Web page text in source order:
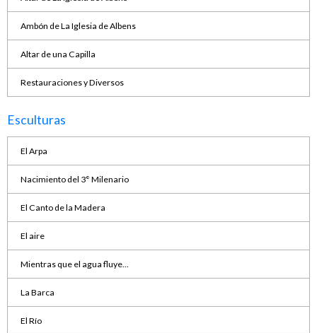
Ambón de La Iglesia de Albens
Altar de una Capilla
Restauraciones y Diversos
Esculturas
El Arpa
Nacimiento del 3° Milenario
El Canto de la Madera
El aire
Mientras que el agua fluye...
La Barca
El Río